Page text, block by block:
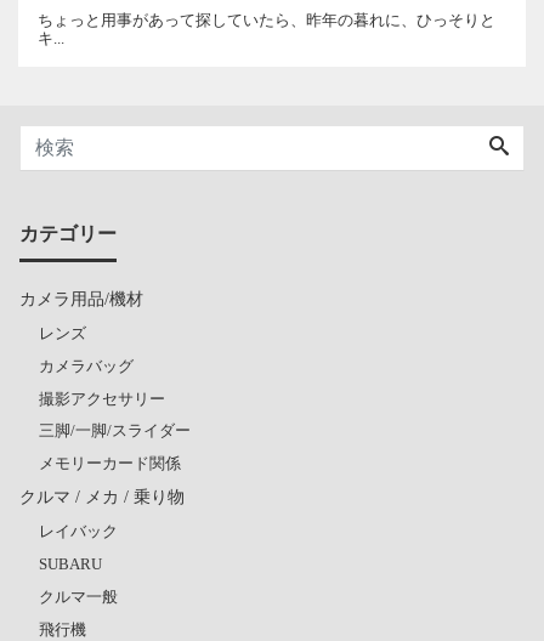
ちょっと用事があって探していたら、昨年の暮れに、ひっそりと
キ...
カテゴリー
カメラ用品/機材
レンズ
カメラバッグ
撮影アクセサリー
三脚/一脚/スライダー
メモリーカード関係
クルマ / メカ / 乗り物
レイバック
SUBARU
クルマ一般
飛行機